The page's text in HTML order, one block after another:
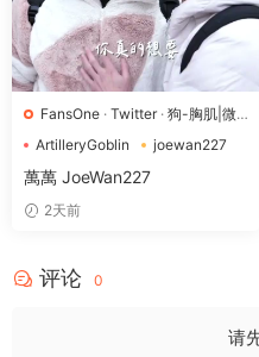
FansOne · Twitter· 狗-胸肌|微
胖
ArtilleryGoblin
joewan227
Twitter
萬萬 JoeWan227
2天前
评论 0
请